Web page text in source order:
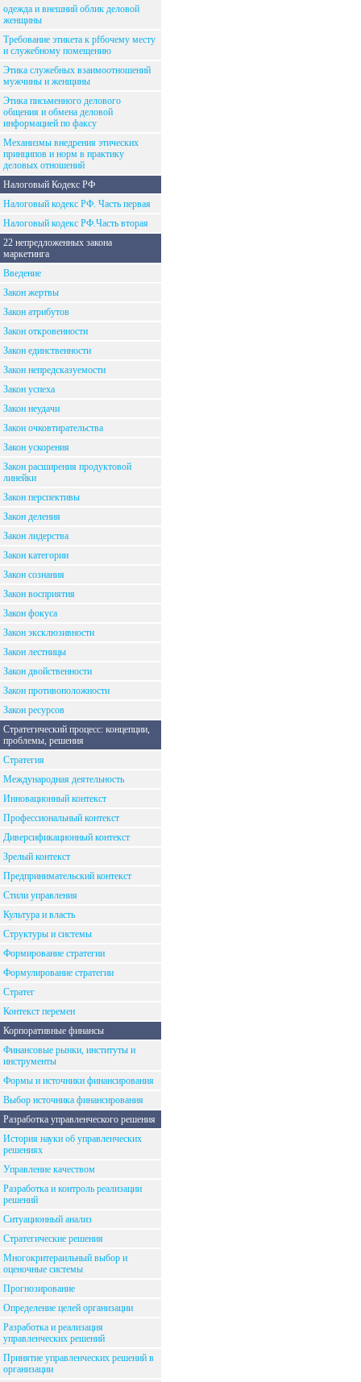
одежда и внешний облик деловой
женщины
Требование этикета к рfбочему месту
и служебному помещению
Этика служебных взаимоотношений
мужчины и женщины
Этика письменного делового
общения и обмена деловой
информацией по факсу
Механизмы внедрения этических
принципов и норм в практику
деловых отношений
Налоговый Кодекс РФ
Налоговый кодекс РФ. Часть первая
Налоговый кодекс РФ.Часть вторая
22 непредложенных закона
маркетинга
Введение
Закон жертвы
Закон атрибутов
Закон откровенности
Закон единственности
Закон непредсказуемости
Закон успеха
Закон неудачи
Закон очковтирательства
Закон ускорения
Закон расширения продуктовой
линейки
Закон перспективы
Закон деления
Закон лидерства
Закон категории
Закон сознания
Закон восприятия
Закон фокуса
Закон эксклюзивности
Закон лестницы
Закон двойственности
Закон противоположности
Закон ресурсов
Стратегический процесс: концепции,
проблемы, решения
Стратегия
Международная деятельность
Инновационный контекст
Профессиональный контекст
Диверсификационный контекст
Зрелый контекст
Предпринимательский контекст
Стили управления
Культура и власть
Структуры и системы
Формирование стратегии
Формулирование стратегии
Стратег
Контекст перемен
Корпоративные финансы
Финансовые рынки, институты и
инструменты
Формы и источники финансирования
Выбор источника финансирования
Разработка управленческого решения
История науки об управленческих
решениях
Управление качеством
Разработка и контроль реализации
решений
Ситуационный анализ
Стратегические решения
Многокритераильный выбор и
оценочные системы
Прогнозирование
Определение целей организации
Разработка и реализация
управленческих решений
Принятие управленческих решений в
организации